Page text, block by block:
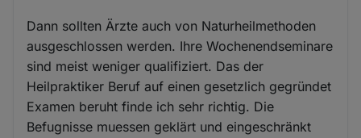
Dann sollten Ärzte auch von Naturheilmethoden
ausgeschlossen werden. Ihre Wochenendseminare
sind meist weniger qualifiziert. Das der
Heilpraktiker Beruf auf einen gesetzlich gegründet
Examen beruht finde ich sehr richtig. Die
Befugnisse muessen geklärt und eingeschränkt